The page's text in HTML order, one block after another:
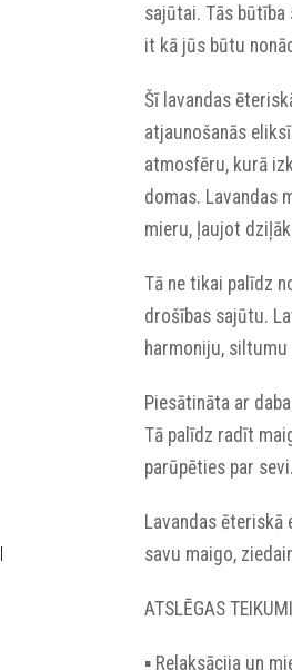
sajūtai. Tās
it kā jūs būtu
Šī lavandas
atjaunošanās
atmosfēru, kurā
domas. Lavandas
mieru, ļaujot
Tā ne tikai palīdz
drošības sajūtu.
harmoniju,
Piesātināta ar
Tā palīdz radīt
parūpēties par sevi.
Lavandas ēteriskā
savu maigo,
ATSLĒGAS
▪︎ Relaksācija un